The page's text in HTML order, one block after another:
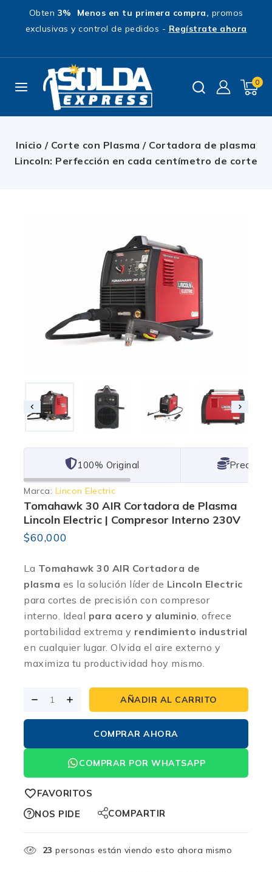
Obten 3% Menos en tu primera compra, promos
exclusivas y control de pedidos - Regístrate ahora
0
Inicio / Corte con Plasma / Cortadora de plasma
Lincoln: Perfección en cada centímetro de corte
101% Original Lowest
Marca: Lincon Electric
Tomahawk 30 AIR Cortadora de Plasma
Lincoln Electric | Compresor Interno 230V
$60,000
La Tomahawk 30 AIR Cortadora de
plasma es la solución líder de Lincoln Electric
para cortes de precisión con compresor
interno. Ideal para acero y aluminio , ofrece
portabilidad extrema y rendimiento industrial
en cualquier lugar. Olvida el aire externo y
maximiza tu productividad hoy mismo.
AÑADIR AL CARRITO
COMPRAR AHORA
COMPRAR POR WHATSAPP
FAVORITOS
NOS PIDE
COMPARTIR
23 personas están viendo esto ahora mismo